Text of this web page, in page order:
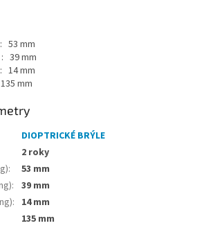
53 mm
39 mm
14 mm
mm
DIOPTRICKÉ BRÝLE
2 roky
:
53 mm
: 39 mm
: 14 mm
135 mm